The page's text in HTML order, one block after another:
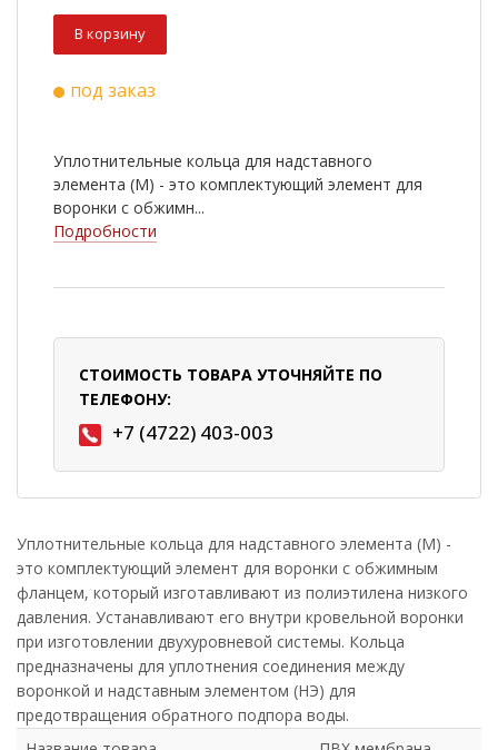
В корзину
под заказ
Уплотнительные кольца для надставного
элемента (М) - это комплектующий элемент для
воронки с обжимн...
Подробности
СТОИМОСТЬ ТОВАРА УТОЧНЯЙТЕ ПО
ТЕЛЕФОНУ:
+7 (4722) 403-003
Уплотнительные кольца для надставного элемента (М) -
это комплектующий элемент для воронки с обжимным
фланцем, который изготавливают из полиэтилена низкого
давления. Устанавливают его внутри кровельной воронки
при изготовлении двухуровневой системы. Кольца
предназначены для уплотнения соединения между
воронкой и надставным элементом (НЭ) для
предотвращения обратного подпора воды.